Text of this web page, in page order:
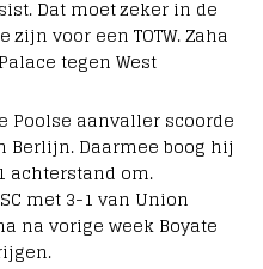
Dat moet zeker in de
voor een TOTW. Zaha
tegen West
Poolse aanvaller scoorde
Berlijn. Daarmee boog hij
achterstand om.
met 3-1 van Union
na vorige week Boyate